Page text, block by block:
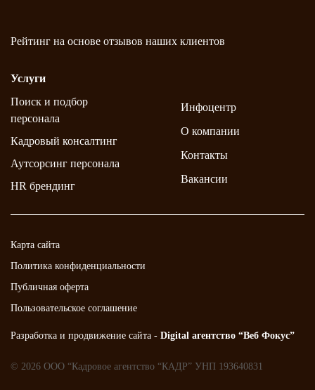
Рейтинг на основе отзывов наших клиентов
Услуги
Поиск и подбор
персонала
Кадровый консалтинг
Аутсорсинг персонала
HR брендинг
Инфоцентр
О компании
Контакты
Вакансии
Разработка и продвижение сайта - Digital агентство “Веб Фокус”
Карта сайта
Политика конфиденциальности
Публичная оферта
Пользовательское соглашение
© 2026 ООО “Кадровое агентство “КАДР” УНП 193640831